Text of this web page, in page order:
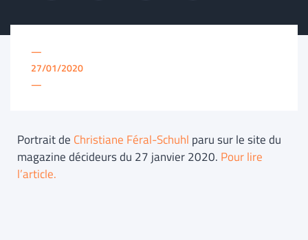
—
27/01/2020
—
Portrait de Christiane Féral-Schuhl paru sur le site du
magazine décideurs du 27 janvier 2020. Pour lire
l’article.